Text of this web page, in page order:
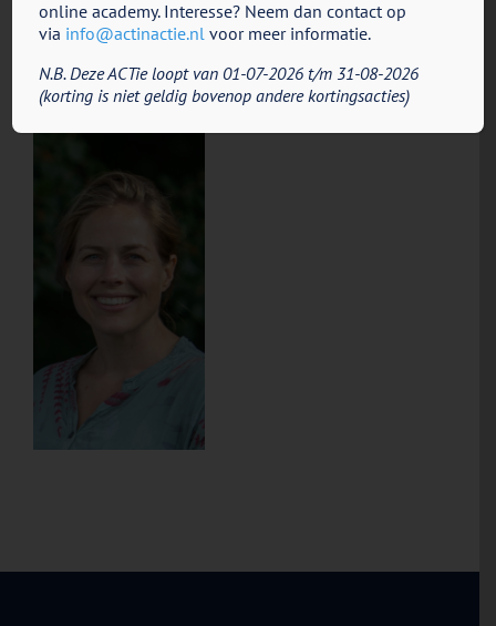
Specialisaties:
– ACT & Sport
online academy. Interesse? Neem dan contact op
via info@actinactie.nl voor meer informatie.
N.B. Deze ACTie loopt van 01-07-2026 t/m 31-08-2026
(korting is niet geldig bovenop andere kortingsacties)